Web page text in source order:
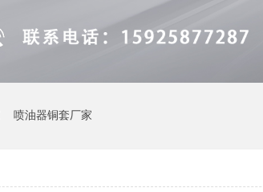
喷油器铜套厂家